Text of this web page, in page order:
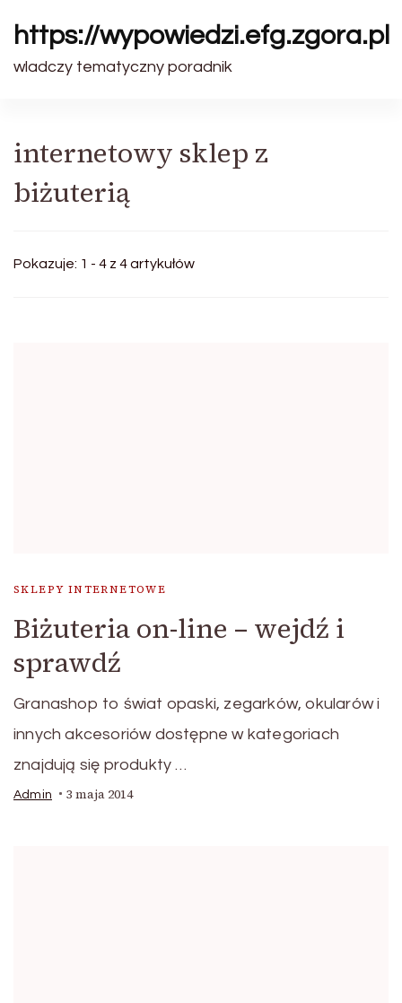
https://wypowiedzi.efg.zgora.pl
wladczy tematyczny poradnik
internetowy sklep z
biżuterią
Pokazuje: 1 - 4 z 4 artykułów
SKLEPY INTERNETOWE
Biżuteria on-line – wejdź i
sprawdź
Granashop to świat opaski, zegarków, okularów i
innych akcesoriów dostępne w kategoriach
znajdują się produkty …
Admin 3 maja 2014